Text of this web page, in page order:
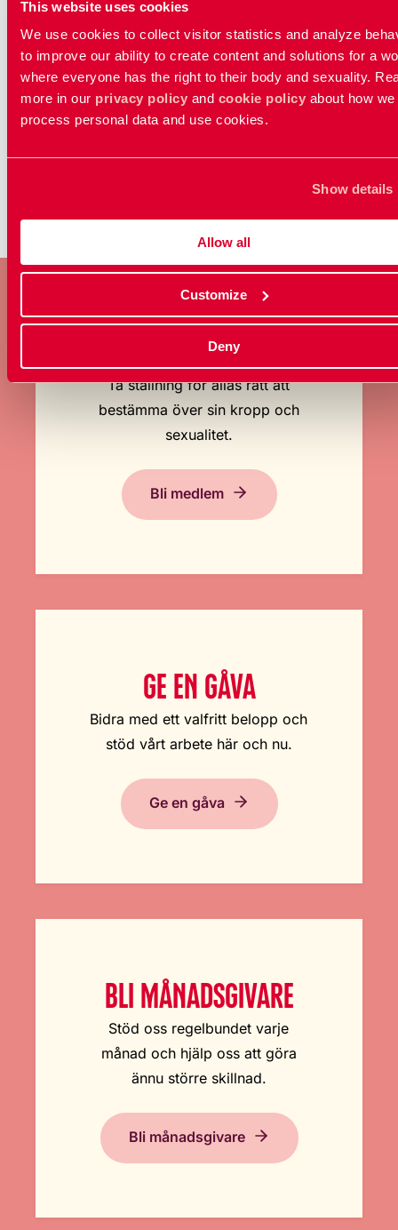
This website uses cookies
We use cookies to collect visitor statistics and analyze
to improve our ability to create content and solutions for a
where everyone has the right to their body and sexuality.
more in our privacy policy and cookie policy about how we
process personal data and use cookies.
Show details
Allow all
Customize
Deny
En ny abortlag: Så tycker RFSU om regeringens
förslag
BLI MEDLEM
Ta ställning för allas rätt att
bestämma över sin kropp och
sexualitet.
Bli medlem
GE EN GÅVA
Bidra med ett valfritt belopp och
stöd vårt arbete här och nu.
Ge en gåva
BLI MÅNADSGIVARE
Stöd oss regelbundet varje
månad och hjälp oss att göra
ännu större skillnad.
Bli månadsgivare